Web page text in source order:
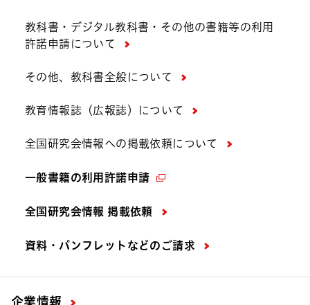
教科書・デジタル教科書・その他の書籍等の利用
許諾申請について
その他、教科書全般について
教育情報誌（広報誌）について
全国研究会情報への掲載依頼について
一般書籍の利用許諾申請
全国研究会情報 掲載依頼
資料・パンフレットなどの ご請求
企業情報